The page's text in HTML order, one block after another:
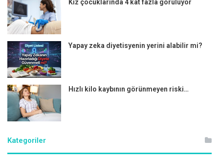
Şekerli ve rafine gıdalar, kan şekerini hızlı bir şekilde
yükseltir bu da diyabetik ayak yaralarının iyileşmesini
engeller. Yüksek şekerli besinlerden uzak durularak kan
şekerinin kontrol altında tutulması önemli.
UYARI!
Hekimus.com sitesinde yer alan yazı, haber, makale, video, yorum ve tüm
sağlık ve tıbbi bilgiler sadece genel bilgilendirme gayesindedir.
muayenesi ve tedavisi yerine kullanılamaz, kişisel teşhis ve tedavi
yönteminin seçimi için değerlendirilemez.
Kız çocuklarında 4 kat fazla görülüyor
Yapay zeka diyetisyenin yerini alabilir mi?
Hızlı kilo kaybının görünmeyen riski…
Kategoriler